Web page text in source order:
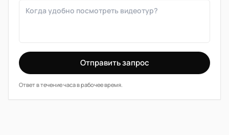
Отправить запрос
Ответ в течение часа в рабочее время.